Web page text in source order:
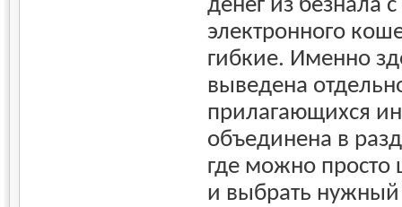
электронного
гибкие. Именно
выведена
прилагающихся
объединена в
где можно просто
и выбрать нужный